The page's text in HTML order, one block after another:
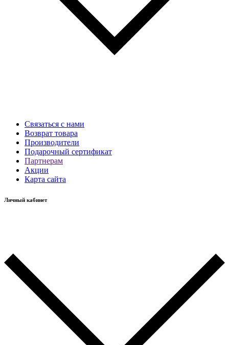
Связаться с нами
Возврат товара
Производители
Подарочный сертификат
Партнерам
Акции
Карта сайта
Личный кабинет